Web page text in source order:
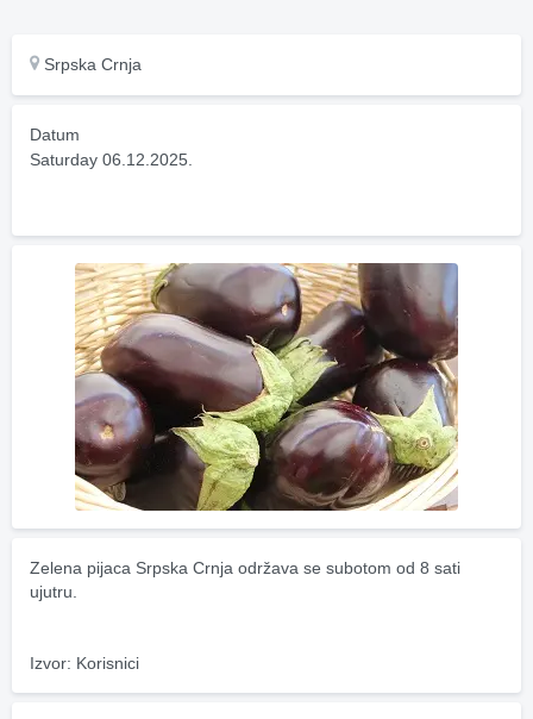
Srpska Crnja
Datum
Saturday 06.12.2025.
Zelena pijaca Srpska Crnja održava se subotom od 8 sati
ujutru.
Izvor: Korisnici